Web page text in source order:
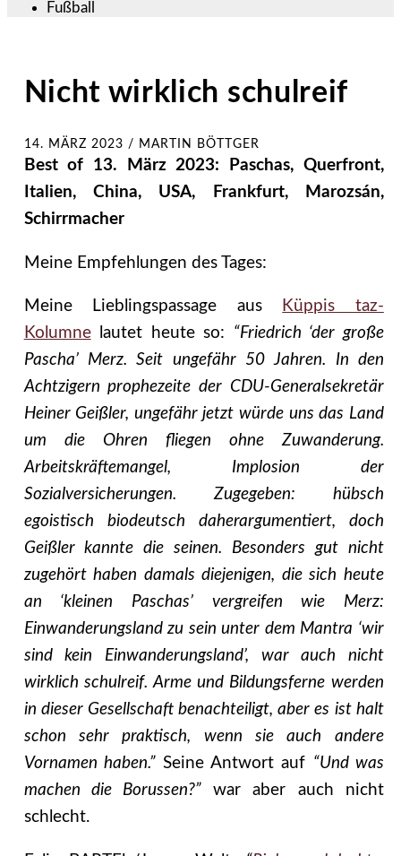
Fußball
Nicht wirklich schulreif
14. MÄRZ 2023 / MARTIN BÖTTGER
Best of 13. März 2023: Paschas, Querfront,
Italien, China, USA, Frankfurt, Marozsán,
Schirrmacher
Meine Empfehlungen des Tages:
Meine Lieblingspassage aus
Küppis taz-
Kolumnelautet heute so: “Friedrich ‘der große
Pascha’ Merz. Seit ungefähr 50 Jahren. In den
Achtzigern prophezeite der CDU-Generalsekretär
Heiner Geißler, ungefähr jetzt würde uns das Land
um die Ohren fliegen ohne Zuwanderung.
Arbeitskräftemangel, Implosion der
Sozialversicherungen. Zugegeben: hübsch
egoistisch biodeutsch daherargumentiert, doch
Geißler kannte die seinen. Besonders gut nicht
zugehört haben damals diejenigen, die sich heute
an ‘kleinen Paschas’ vergreifen wie Merz:
Einwanderungsland zu sein unter dem Mantra ‘wir
sind kein Einwanderungsland’, war auch nicht
wirklich schulreif. Arme und Bildungsferne werden
in dieser Gesellschaft benachteiligt, aber es ist halt
schon sehr praktisch, wenn sie auch andere
Vornamen haben.”Seine Antwort auf “Und was
machen die Borussen?” war aber auch nicht
schlecht.